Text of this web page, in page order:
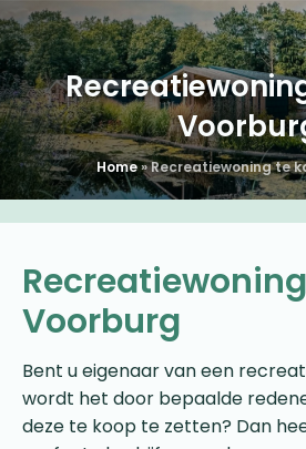
Home»Recreatiewoning te
Voorburg
Bent u eigenaar van een
wordt het door bepaalde
deze te koop te zetten? Dan